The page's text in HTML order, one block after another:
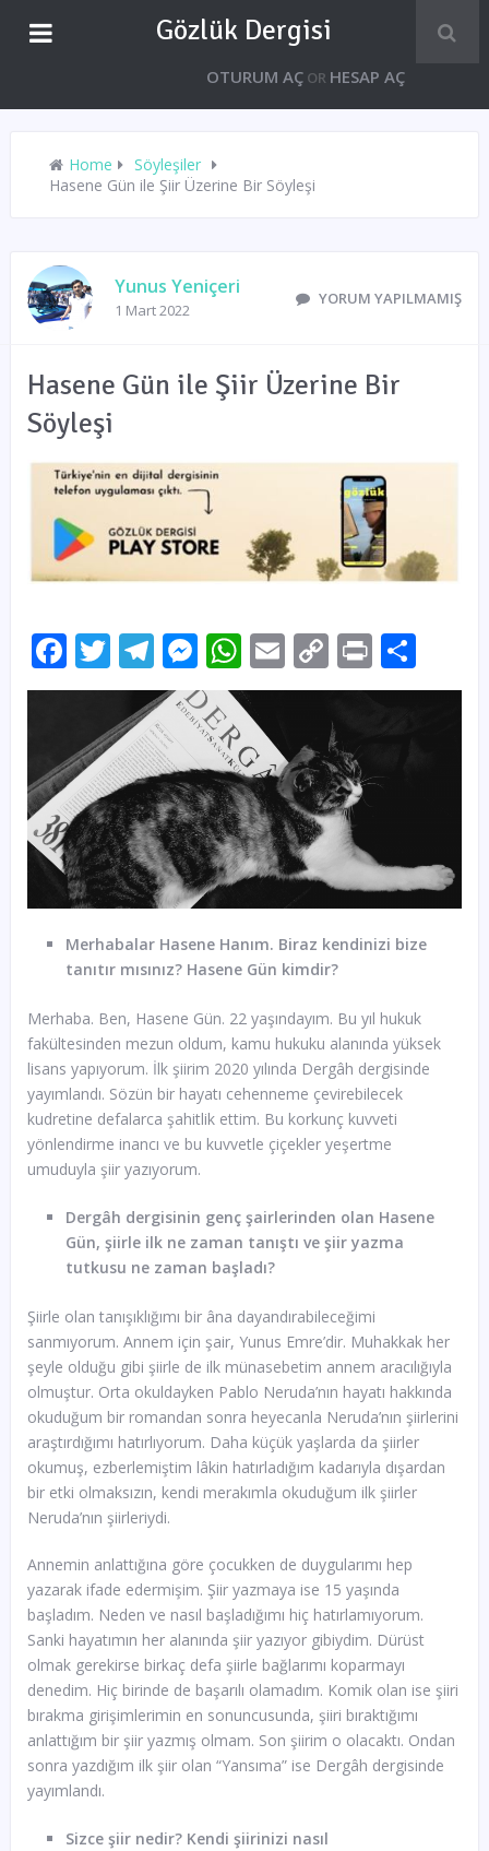
Gözlük Dergisi
OTURUM AÇOR HESAP AÇ
Home
Söyleşiler
Hasene Gün ile Şiir Üzerine Bir Söyleşi
Yunus Yeniçeri
1 Mart 2022
YORUM YAPILMAMIŞ
Hasene Gün ile Şiir Üzerine Bir
Söyleşi
Facebook
Twitter
Telegram
Messenger
WhatsApp
Email
Copy
Link
Print
Merhabalar Hasene Hanım. Biraz kendinizi bize
tanıtır mısınız? Hasene Gün kimdir?
Merhaba. Ben, Hasene Gün. 22 yaşındayım. Bu yıl hukuk
fakültesinden mezun oldum, kamu hukuku alanında yüksek
lisans yapıyorum. İlk şiirim 2020 yılında Dergâh dergisinde
yayımlandı. Sözün bir hayatı cehenneme çevirebilecek
kudretine defalarca şahitlik ettim. Bu korkunç kuvveti
yönlendirme inancı ve bu kuvvetle çiçekler yeşertme
umuduyla şiir yazıyorum.
Dergâh dergisinin genç şairlerinden olan Hasene
Gün, şiirle ilk ne zaman tanıştı ve şiir yazma
tutkusu ne zaman başladı?
Şiirle olan tanışıklığımı bir âna dayandırabileceğimi
sanmıyorum. Annem için şair, Yunus Emre’dir. Muhakkak her
şeyle olduğu gibi şiirle de ilk münasebetim annem aracılığıyla
olmuştur. Orta okuldayken Pablo Neruda’nın hayatı hakkında
okuduğum bir romandan sonra heyecanla Neruda’nın şiirlerini
araştırdığımı hatırlıyorum. Daha küçük yaşlarda da şiirler
okumuş, ezberlemiştim lâkin hatırladığım kadarıyla dışardan
bir etki olmaksızın, kendi merakımla okuduğum ilk şiirler
Neruda’nın şiirleriydi.
Annemin anlattığına göre çocukken de duygularımı hep
yazarak ifade edermişim. Şiir yazmaya ise 15 yaşında
başladım. Neden ve nasıl başladığımı hiç hatırlamıyorum.
Sanki hayatımın her alanında şiir yazıyor gibiydim. Dürüst
olmak gerekirse birkaç defa şiirle bağlarımı koparmayı
denedim. Hiç birinde de başarılı olamadım. Komik olan ise şiiri
bırakma girişimlerimin en sonuncusunda, şiiri bıraktığımı
anlattığım bir şiir yazmış olmam. Son şiirim o olacaktı. Ondan
sonra yazdığım ilk şiir olan “Yansıma” ise Dergâh dergisinde
yayımlandı.
Sizce şiir nedir? Kendi şiirinizi nasıl